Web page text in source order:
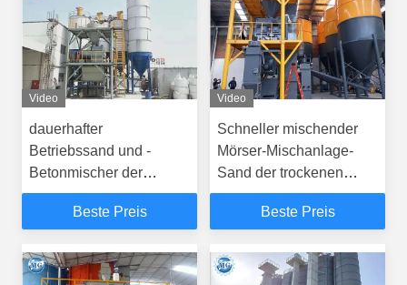
Video
dauerhafter
Betriebssand und -
Betonmischer der
trockenen Mischungs-3-
Beste Preis
Video
Schneller mischender
Mörser-Mischanlage-
Sand der trockenen
Mischungs-25T/H und
Zement-Mischmaschine
Beste Preis